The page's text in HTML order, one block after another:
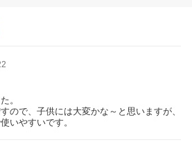
。
ので、子供には大変かな～と思いますが、
いやすいです。